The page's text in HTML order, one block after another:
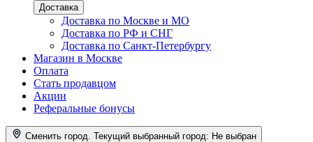
Доставка
Доставка по Москве и МО
Доставка по РФ и СНГ
Доставка по Санкт-Петербургу
Магазин в Москве
Оплата
Стать продавцом
Акции
Реферальные бонусы
Сменить город. Текущий выбранный город: Не выбран